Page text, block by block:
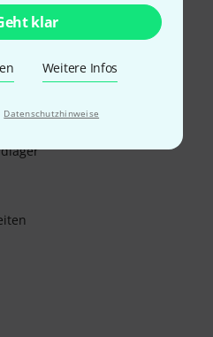
klar
Weitere Infos
Datenschutzhinweise